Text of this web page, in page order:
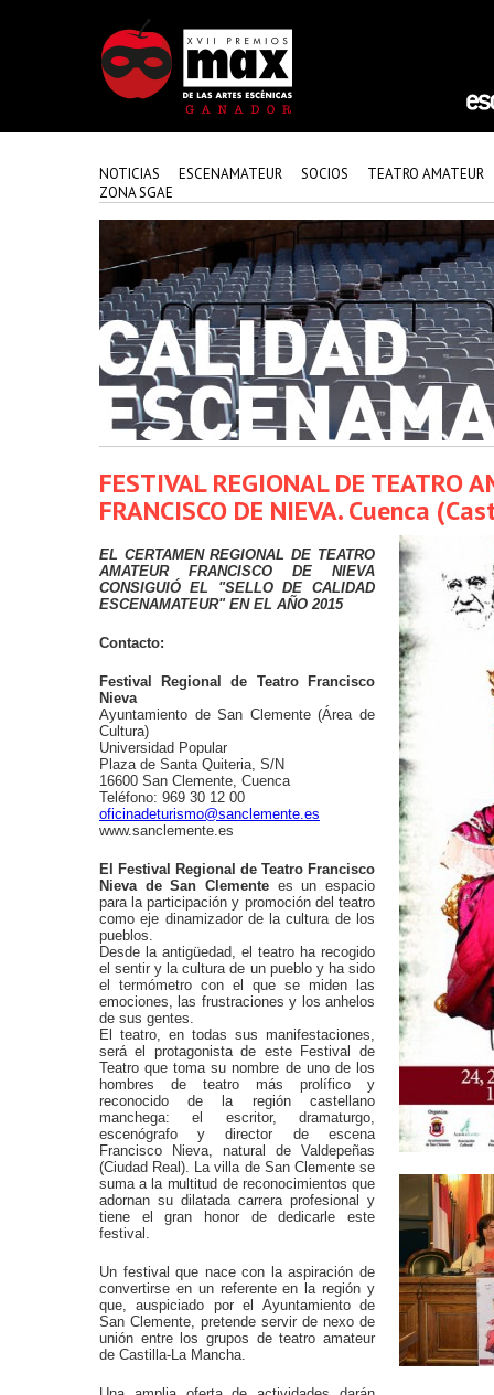
NOTICIAS ESCENAMATEUR SOCIOS
TEATRO AMATEUR
ZONA SGAE
FESTIVAL REGIONAL DE TEATRO
FRANCISCO DE NIEVA. Cuenca
EL CERTAMEN REGIONAL DE TEATRO
AMATEUR FRANCISCO DE NIEVA
CONSIGUIÓ EL "SELLO DE CALIDAD
ESCENAMATEUR" EN EL AÑO 2015
Contacto:
Festival Regional de Teatro Francisco
Nieva
Ayuntamiento de San Clemente (Área de
Cultura)
Universidad Popular
Plaza de Santa Quiteria, S/N
16600 San Clemente, Cuenca
Teléfono: 969 30 12 00
oficinadeturismo@sanclemente.es
www.sanclemente.es
El Festival Regional de Teatro Francisco
Nieva de San Clemente es un espacio
para la participación y promoción del teatro
como eje dinamizador de la cultura de los
pueblos.
Desde la antigüedad, el teatro ha recogido
el sentir y la cultura de un pueblo y ha sido
el termómetro con el que se miden las
emociones, las frustraciones y los anhelos
de sus gentes.
El teatro, en todas sus manifestaciones,
será el protagonista de este Festival de
Teatro que toma su nombre de uno de los
hombres de teatro más prolífico y
reconocido de la región castellano
manchega: el escritor, dramaturgo,
escenógrafo y director de escena
Francisco Nieva, natural de Valdepeñas
(Ciudad Real). La villa de San Clemente se
suma a la multitud de reconocimientos que
adornan su dilatada carrera profesional y
tiene el gran honor de dedicarle este
festival.
Un festival que nace con la aspiración de
convertirse en un referente en la región y
que, auspiciado por el Ayuntamiento de
San Clemente, pretende servir de nexo de
unión entre los grupos de teatro amateur
de Castilla-La Mancha.